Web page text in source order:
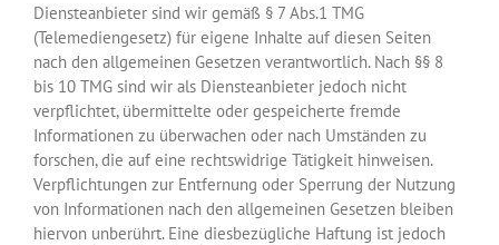
Diensteanbieter sind wir gemäß § 7 Abs.1 TMG
(Telemediengesetz) für eigene Inhalte auf diesen Seiten
nach den allgemeinen Gesetzen verantwortlich. Nach §§ 8
bis 10 TMG sind wir als Diensteanbieter jedoch nicht
verpflichtet, übermittelte oder gespeicherte fremde
Informationen zu überwachen oder nach Umständen zu
forschen, die auf eine rechtswidrige Tätigkeit hinweisen.
Verpflichtungen zur Entfernung oder Sperrung der Nutzung
von Informationen nach den allgemeinen Gesetzen bleiben
hiervon unberührt. Eine diesbezügliche Haftung ist jedoch